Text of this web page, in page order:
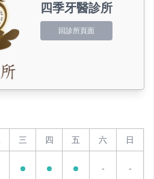
四季牙醫診所
回診所頁面
三 四 五 六 日
- -